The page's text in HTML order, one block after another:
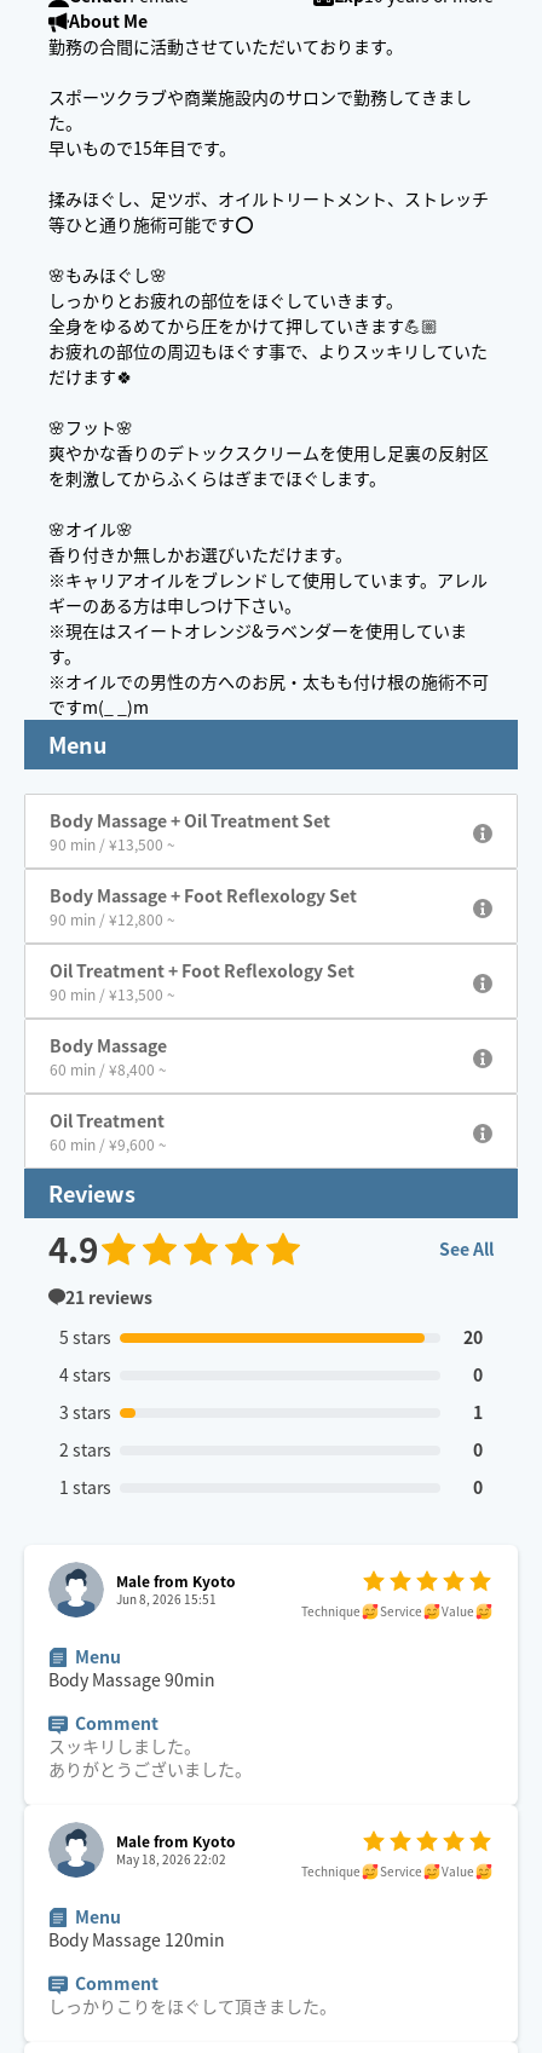
About Me
勤務の合間に活動させていただいております。
スポーツクラブや商業施設内のサロンで勤務してきまし
た。
早いもので15年目です。
揉みほぐし、足ツボ、オイルトリートメント、ストレッチ
等ひと通り施術可能です⭕️
🌸もみほぐし🌸
しっかりとお疲れの部位をほぐしていきます。
全身をゆるめてから圧をかけて押していきます💪🏼
お疲れの部位の周辺もほぐす事で、よりスッキリしていた
だけます🍀
🌸フット🌸
爽やかな香りのデトックスクリームを使用し足裏の反射区
を刺激してからふくらはぎまでほぐします。
🌸オイル🌸
香り付きか無しかお選びいただけます。
※キャリアオイルをブレンドして使用しています。アレル
ギーのある方は申しつけ下さい。
※現在はスイートオレンジ&ラベンダーを使用していま
す。
※オイルでの男性の方へのお尻・太もも付け根の施術不可
ですm(_ _)m
Menu
Body Massage + Oil Treatment Set
90 min / ¥13,500 ~
Body Massage + Foot Reflexology Set
90 min / ¥12,800 ~
Oil Treatment + Foot Reflexology Set
90 min / ¥13,500 ~
Body Massage
60 min / ¥8,400 ~
Oil Treatment
60 min / ¥9,600 ~
Reviews
4.9
See All
21 reviews
5 stars
20
4 stars
0
3 stars
1
2 stars
0
1 stars
0
Male from Kyoto
Jun 8, 2026 15:51
Technique Service Value
Menu
Body Massage90min
Comment
スッキリしました。
ありがとうございました。
Male from Kyoto
May 18, 2026 22:02
Technique Service Value
Menu
Body Massage 120min
Comment
しっかりこりをほぐして頂きました。